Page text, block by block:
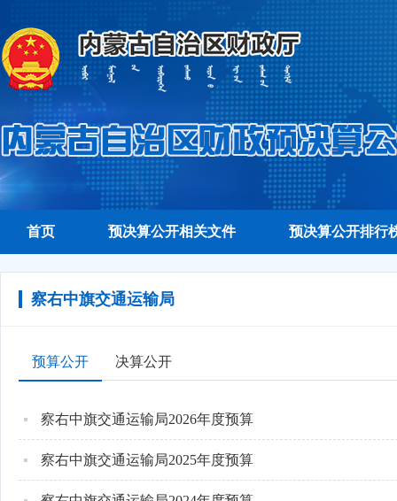
首页 预决算公开相关文件 预决算公开排行
察右中旗交通运输局
预算公开 决算公开
察右中旗交通运输局2026年度预算
察右中旗交通运输局2025年度预算